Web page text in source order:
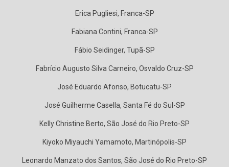
Erica Pugliesi, Franca-SP
Fabiana Contini, Franca-SP
Fábio Seidinger, Tupã-SP
Fabrício Augusto Silva Carneiro, Osvaldo Cruz-SP
José Eduardo Afonso, Botucatu-SP
José Guilherme Casella, Santa Fé do Sul-SP
Kelly Christine Berto, São José do Rio Preto-SP
Kiyoko Miyauchi Yamamoto, Martinópolis-SP
Leonardo Manzato dos Santos, São José do Rio Preto-SP